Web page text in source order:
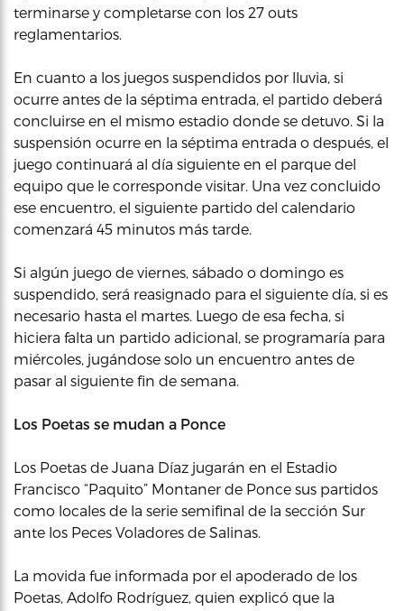
terminarse y completarse con los 27 outs
reglamentarios.
En cuanto a los juegos suspendidos por lluvia, si
ocurre antes de la séptima entrada, el partido deberá
concluirse en el mismo estadio donde se detuvo. Si la
suspensión ocurre en la séptima entrada o después, el
juego continuará al día siguiente en el parque del
equipo que le corresponde visitar. Una vez concluido
ese encuentro, el siguiente partido del calendario
comenzará 45 minutos más tarde.
Si algún juego de viernes, sábado o domingo es
suspendido, será reasignado para el siguiente día, si es
necesario hasta el martes. Luego de esa fecha, si
hiciera falta un partido adicional, se programaría para
miércoles, jugándose solo un encuentro antes de
pasar al siguiente fin de semana.
Los Poetas se mudan a Ponce
Los Poetas de Juana Díaz jugarán en el Estadio
Francisco “Paquito” Montaner de Ponce sus partidos
como locales de la serie semifinal de la sección Sur
ante los Peces Voladores de Salinas.
La movida fue informada por el apoderado de los
Poetas, Adolfo Rodríguez, quien explicó que la